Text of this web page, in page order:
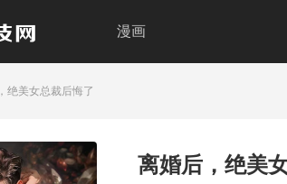
漫画
绝美女总裁后悔了
离婚后，绝美